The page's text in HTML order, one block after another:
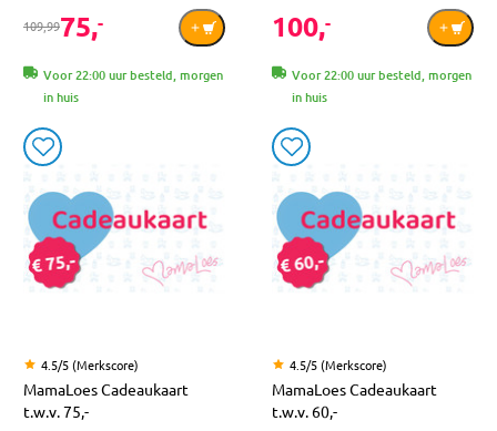
109,9975,-
Voor 22:00 uur besteld, morgen
in huis
100,-
Voor 22:00 uur besteld, morgen
in huis
4.5/5 (Merkscore)
MamaLoes Cadeaukaart
t.w.v. 75,-
4.5/5 (Merkscore)
MamaLoes Cadeaukaart
t.w.v. 60,-